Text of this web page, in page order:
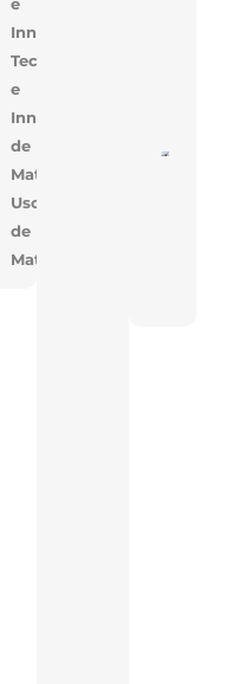
Innovación
Tecnologia
e
Innovacion,Uso
de
Materiales
Uso
de
Materiales